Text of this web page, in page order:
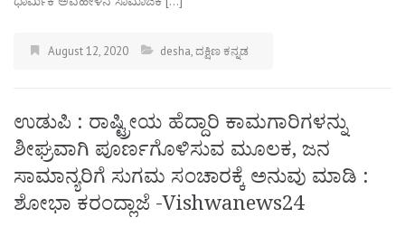
August 12, 2020 desha,ದಕ್ಷಿಣ ಕನ್ನಡ
ಉಡುಪಿ : ರಾಷ್ಟ್ರೀಯ ಹೆದ್ದಾರಿ ಕಾಮಗಾರಿಗಳನ್ನು
ಶೀಘ್ರವಾಗಿ ಪೂರ್ಣಗೊಳಿಸುವ ಮೂಲಕ, ಜನ
ಸಾಮಾನ್ಯರಿಗೆ ಸುಗಮ ಸಂಚಾರಕ್ಕೆ ಅನುವು ಮಾಡಿ :
ಶೋಭಾ ಕರಂದ್ಲಾಜೆ -Vishwanews24